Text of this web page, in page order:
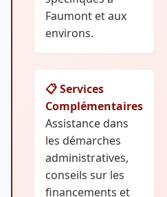
Faumont et aux
environs.
📋 Services
Complémentaires
Assistance dans
les démarches
administratives,
conseils sur les
financements et